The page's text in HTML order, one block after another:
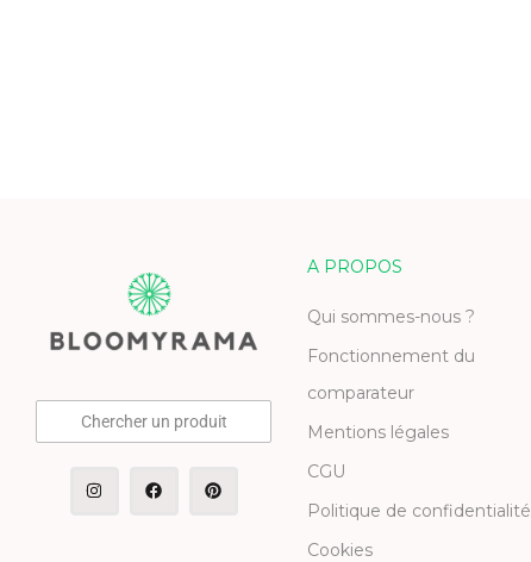
Chercher un produit
A PROPOS
Qui sommes-nous ?
Fonctionnement du
comparateur
Mentions légales
CGU
Politique de confidentialité
Cookies